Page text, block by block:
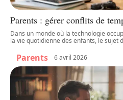
Parents : gérer conflits de
Dans un monde où la technologie
la vie quotidienne des enfants, le sujet
Parents 6 avril 2026